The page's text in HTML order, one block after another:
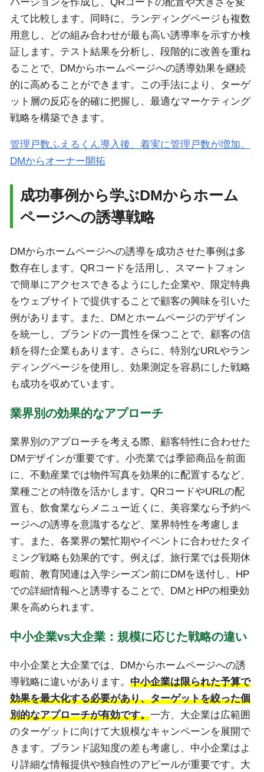
バージョンを作成し、QRコードの配置や大きさを変
えて比較します。同時に、ランディングページも複数
用意し、どの組み合わせが最も高い誘導率を示すか検
証します。テスト結果を分析し、段階的に改善を重ね
ることで、DMからホームページへの誘導効果を継続
的に高めることができます。この手法により、ターゲ
ット層の反応を的確に把握し、最適なマーケティング
戦略を構築できます。
管理戸数ふえるくん導入後、着実に管理戸数が増加。
DMからオーナー開拓
成功事例から学ぶDMからホーム
ページへの誘導戦略
DMからホームページへの誘導を成功させた事例は多
数存在します。QRコードを活用し、スマートフォン
で簡単にアクセスできるようにした企業や、限定特典
をウェブサイトで提供することで顧客の興味を引いた
例があります。また、DMとホームページのデザイン
を統一し、ブランドの一貫性を保つことで、顧客の信
頼を得た企業もあります。さらに、特別なURLやラン
ディングページを使用し、効果測定を容易にした戦略
も成功を収めています。
業界別の効果的なアプローチ
業界別のアプローチを考える際、顧客特性に合わせた
DMデザインが重要です。小売業では季節商品を前面
に、不動産業では物件写真を効果的に配置するなど、
業種ごとの特徴を活かします。QRコードやURLの配
置も、飲食業ならメニュー近くに、美容業なら予約ペ
ージへの誘導を意識するなど、業界特性を考慮しま
す。また、各業界の繁忙期やイベントに合わせたタイ
ミング戦略も効果的です。例えば、旅行業では長期休
暇前、教育関連は入学シーズン前にDMを送付し、HP
での詳細情報へと誘導することで、DMとHPの相乗効
果を高められます。
中小企業vs大企業：規模に応じた戦略の違い
中小企業と大企業では、DMからホームページへの誘
導戦略に違いがあります。 中小企業は限られた予算で
効果を最大化する必要があり、ターゲットを絞った個
別的なアプローチが有効です。一方、大企業は広範囲
のターゲットに向けて大規模なキャンペーンを展開で
きます。ブランド認知度の差も考慮し、中小企業はよ
り詳細な情報提供や独自性のアピールが重要です。大